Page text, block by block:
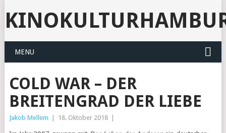
MENU
COLD WAR – DER
BREITENGRAD DER LIEBE
Jakob Mellem 18. Oktober 2018